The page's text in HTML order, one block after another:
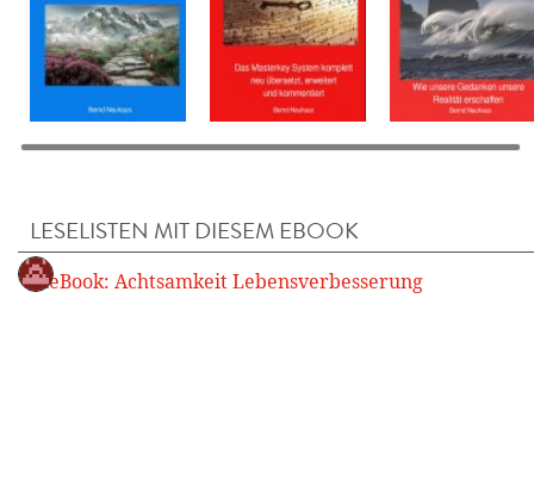
LESELISTEN MIT DIESEM EBOOK